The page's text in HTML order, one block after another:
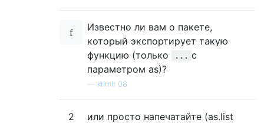
Известно ли вам о пакете,
который экспортирует такую ​​
функцию (только
... с
параметром as)?
krlmlr 08
2
или просто напечатайте (as.list